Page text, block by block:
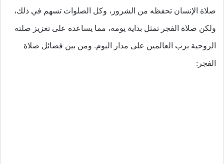
صلاة الإنسان تحفظه من الشرور، وكل الصلوات تسهم في ذلك،
ولكن صلاة الفجر تمثل بداية يومه، مما يساعده على تعزيز صلته
الروحية برب العالمين على مدار اليوم. ومن بين فضائل صلاة
الفجر: